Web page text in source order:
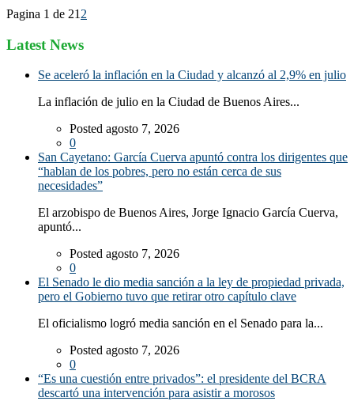
Pagina 1 de 21 2
Latest News
Se aceleró la inflación en la Ciudad y alcanzó al 2,9% en julio
La inflación de julio en la Ciudad de Buenos Aires...
Posted agosto 7, 2026
0
San Cayetano: García Cuerva apuntó contra los dirigentes que
“hablan de los pobres, pero no están cerca de sus
necesidades”
El arzobispo de Buenos Aires, Jorge Ignacio García Cuerva,
apuntó...
Posted agosto 7, 2026
0
El Senado le dio media sanción a la ley de propiedad privada,
pero el Gobierno tuvo que retirar otro capítulo clave
El oficialismo logró media sanción en el Senado para la...
Posted agosto 7, 2026
0
“Es una cuestión entre privados”: el presidente del BCRA
descartó una intervención para asistir a morosos